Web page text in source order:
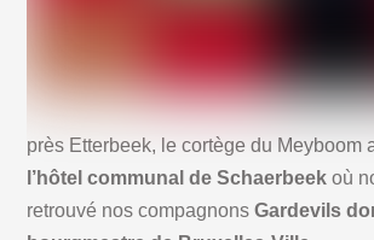
près Etterbeek, le cortège du Meyboom
l’hôtel communal de Schaerbeek où
retrouvé nos compagnonsGardevils